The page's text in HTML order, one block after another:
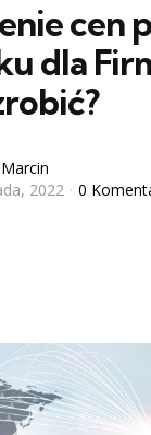
cen
dla
Marcin
2022
0